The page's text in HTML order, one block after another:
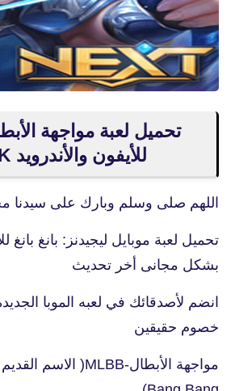
للأيفون والأندرويد XAPK
اللهم صلى وسلم وبارك على سيدنا
تحميل لعبة موبايل ليجيدنز: بانغ بانغ
بشكل مجانى أخر تحديث
خصوم حقيقين